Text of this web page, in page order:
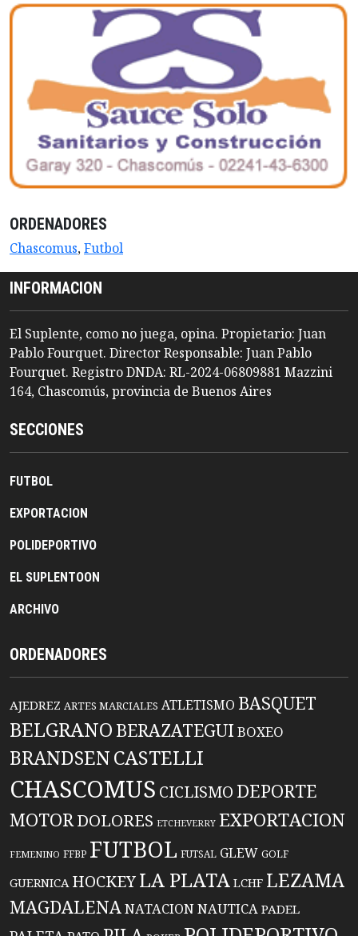
ORDENADORES
Chascomus,Futbol
INFORMACION
El Suplente, como no juega, opina. Propietario: Juan
Pablo Fourquet. Director Responsable: Juan Pablo
Fourquet. Registro DNDA: RL-2024-06809881 Mazzini
164, Chascomús, provincia de Buenos Aires
SECCIONES
FUTBOL
EXPORTACION
POLIDEPORTIVO
EL SUPLENTOON
ARCHIVO
ORDENADORES
AJEDREZ ARTES MARCIALES ATLETISMO BASQUET
BELGRANO BERAZATEGUIBOXEO
BRANDSENCASTELLI
CHASCOMUS CICLISMO DEPORTE
MOTORDOLORES ETCHEVERRY EXPORTACION
FEMENINO FFBP FUTBOL FUTSAL GLEW GOLF
GUERNICA HOCKEYLA PLATA LCHF LEZAMA
MAGDALENANATACIONNAUTICA PADEL